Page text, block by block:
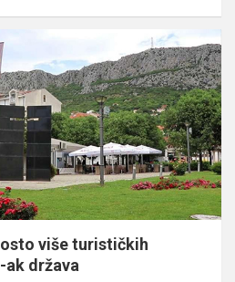
više turističkih
ak država